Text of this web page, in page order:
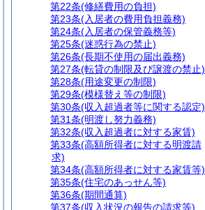
第22条(修繕費用の負担)
第23条(入居者の費用負担義務)
第24条(入居者の保管義務等)
第25条(迷惑行為の禁止)
第26条(長期不使用の届出義務)
第27条(転貸の制限及び譲渡の禁止)
第28条(用途変更の制限)
第29条(模様替え等の制限)
第30条(収入超過者等に関する認定)
第31条(明渡し努力義務)
第32条(収入超過者に対する家賃)
第33条(高額所得者に対する明渡請
求)
第34条(高額所得者に対する家賃等)
第35条(住宅のあっせん等)
第36条(期間通算)
第37条(収入状況の報告の請求等)